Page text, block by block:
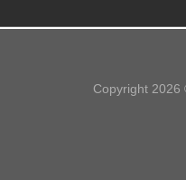
Copyright 2026